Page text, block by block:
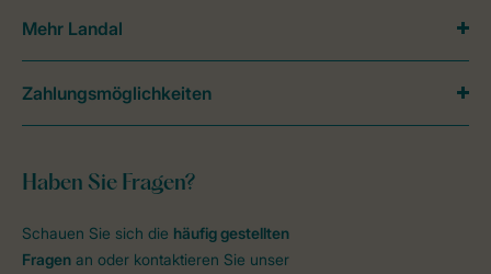
Haben Sie Fragen?
Schauen Sie sich die häufig gestellten
Fragen an oder kontaktieren Sie unser
Mehr Landal
Zahlungsmöglichkeiten